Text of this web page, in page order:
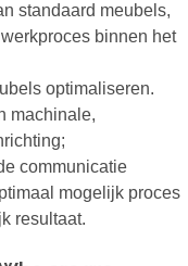
standaard meubels,
binnen het
optimaliseren.
machinale,
communicatie
mogelijk proces
resultaat.